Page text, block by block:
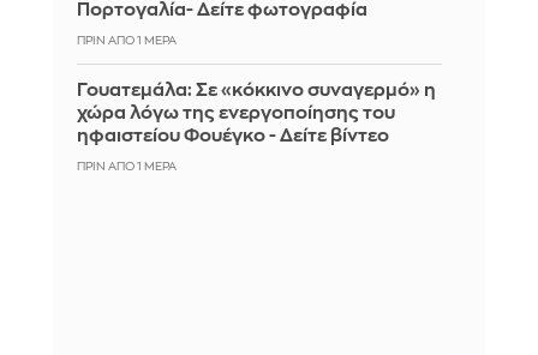
Πορτογαλία- Δείτε φωτογραφία
ΠΡΙΝ ΑΠΌ 1 ΜΈΡΑ
Γουατεμάλα: Σε «κόκκινο συναγερμό» η
χώρα λόγω της ενεργοποίησης του
ηφαιστείου Φουέγκο - Δείτε βίντεο
ΠΡΙΝ ΑΠΌ 1 ΜΈΡΑ